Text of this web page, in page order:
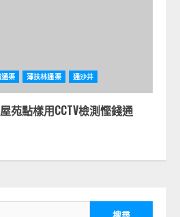
渠 薄扶林通渠 通沙井
苑點樣用CCTV檢測慳錢通